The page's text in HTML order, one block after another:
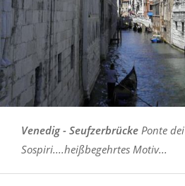
Venedig - Seufzerbrücke Ponte dei
Sospiri....heißbegehrtes Motiv...